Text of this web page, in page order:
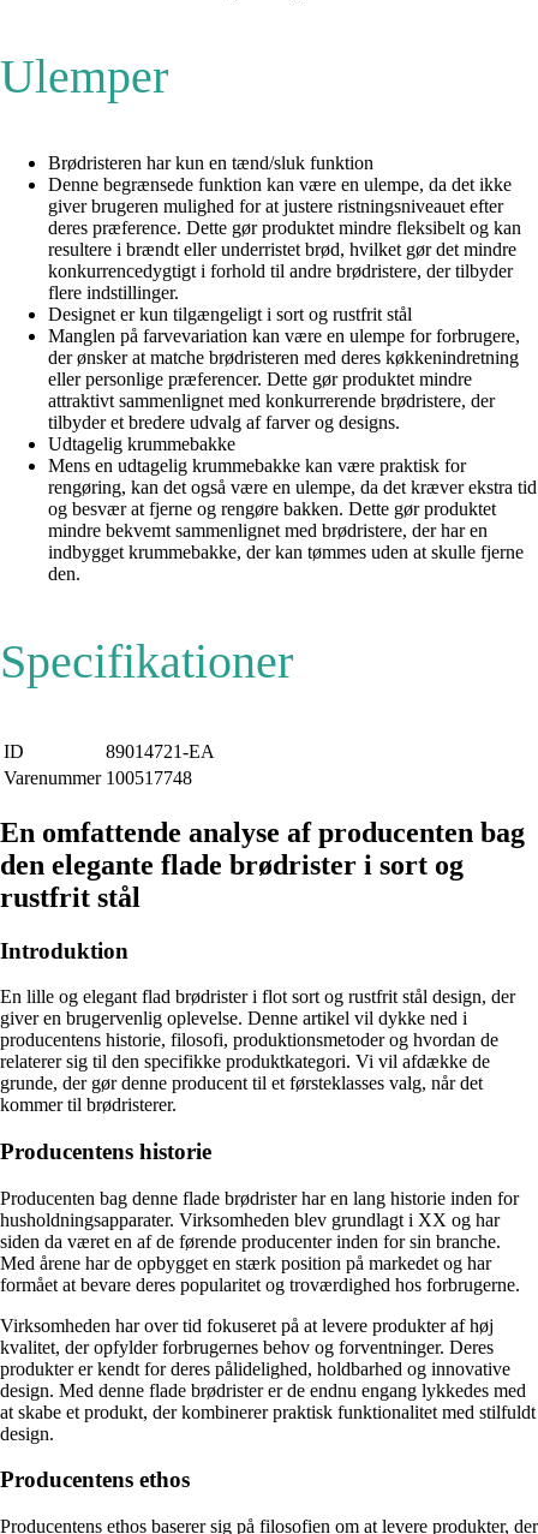
Ulemper
Brødristeren har kun en tænd/sluk funktion
Denne begrænsede funktion kan være en ulempe, da det ikke
giver brugeren mulighed for at justere ristningsniveauet efter
deres præference. Dette gør produktet mindre fleksibelt og kan
resultere i brændt eller underristet brød, hvilket gør det mindre
konkurrencedygtigt i forhold til andre brødristere, der tilbyder
flere indstillinger.
Designet er kun tilgængeligt i sort og rustfrit stål
Manglen på farvevariation kan være en ulempe for forbrugere,
der ønsker at matche brødristeren med deres køkkenindretning
eller personlige præferencer. Dette gør produktet mindre
attraktivt sammenlignet med konkurrerende brødristere, der
tilbyder et bredere udvalg af farver og designs.
Udtagelig krummebakke
Mens en udtagelig krummebakke kan være praktisk for
rengøring, kan det også være en ulempe, da det kræver ekstra tid
og besvær at fjerne og rengøre bakken. Dette gør produktet
mindre bekvemt sammenlignet med brødristere, der har en
indbygget krummebakke, der kan tømmes uden at skulle fjerne
den.
Specifikationer
ID
89014721-EA
Varenummer 100517748
En omfattende analyse af producenten bag
den elegante flade brødrister i sort og
rustfrit stål
Introduktion
En lille og elegant flad brødrister i flot sort og rustfrit stål design, der
giver en brugervenlig oplevelse. Denne artikel vil dykke ned i
producentens historie, filosofi, produktionsmetoder og hvordan de
relaterer sig til den specifikke produktkategori. Vi vil afdække de
grunde, der gør denne producent til et førsteklasses valg, når det
kommer til brødristerer.
Producentens historie
Producenten bag denne flade brødrister har en lang historie inden for
husholdningsapparater. Virksomheden blev grundlagt i XX og har
siden da været en af de førende producenter inden for sin branche.
Med årene har de opbygget en stærk position på markedet og har
formået at bevare deres popularitet og troværdighed hos forbrugerne.
Virksomheden har over tid fokuseret på at levere produkter af høj
kvalitet, der opfylder forbrugernes behov og forventninger. Deres
produkter er kendt for deres pålidelighed, holdbarhed og innovative
design. Med denne flade brødrister er de endnu engang lykkedes med
at skabe et produkt, der kombinerer praktisk funktionalitet med stilfuldt
design.
Producentens ethos
Producentens ethos baserer sig på filosofien om at levere produkter, der